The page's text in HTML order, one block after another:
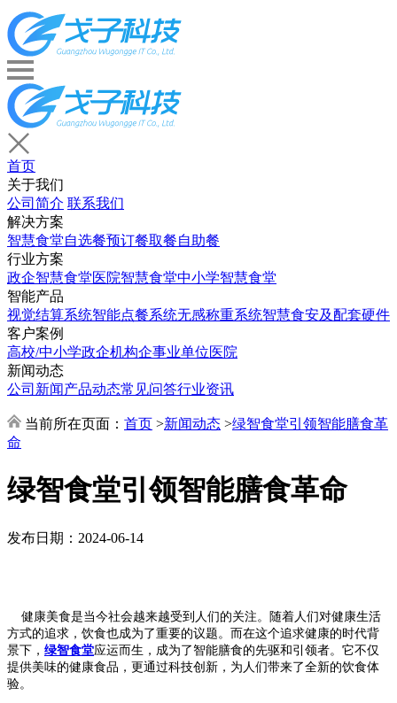
首页
关于我们
公司简介 联系我们
解决方案
智慧食堂自选餐预订餐取餐自助餐
行业方案
政企智慧食堂医院智慧食堂中小学智慧食堂
智能产品
视觉结算系统智能点餐系统无感称重系统智慧食安及配套硬件
客户案例
高校/中小学政企机构企事业单位医院
新闻动态
公司新闻产品动态常见问答行业资讯
当前所在页面： 首页 >新闻动态 >绿智食堂引领智能膳食革
命
绿智食堂引领智能膳食革命
发布日期：2024-06-14
健康美食是当今社会越来越受到人们的关注。随着人们对健康生活
方式的追求，饮食也成为了重要的议题。而在这个追求健康的时代背
景下， 绿智食堂应运而生，成为了智能膳食的先驱和引领者。它不仅
提供美味的健康食品，更通过科技创新，为人们带来了全新的饮食体
验。